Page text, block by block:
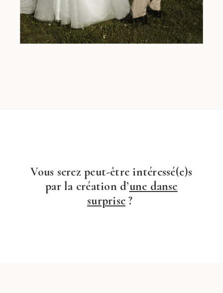
Vous serez peut-être intéressé(e)s
par la création d’une danse
surprise ?